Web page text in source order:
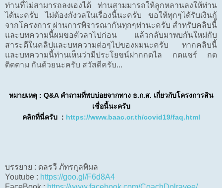
ท่านที่ไม่สามารถลงเองได้ ท่านสามมารถให้ลูกหลานลงให้ท่าน
ได้นะครับ ไม่ต้องกังวลในเรื่องนี้นะครับ ขอให้ทุกๆได้รับเงินกู้
จากโครงการ ผ่านการพิจารณากันทุกๆท่านะครับ สำหรับคลิบนี้
และบทความนี้ผมขอตัวลาไปก่อน แล้วกลับมาพบกันใหม่กับ
สาระดีในคลิปและบทความต่อๆไปของผมนะครับ หากคลิบนี้
และบทความนี้ท่านเห็นว่ามีประโยขน์ฝากกดไล กดแชร์ กด
ติดตาม กันด้วยนะครับ สวัสดีครับ...
หมายเหตุ : Q&A คำถามที่พบบ่อยจากทาง ธ.ก.ส. เกี่ยวกับโครงการสิน
เชื่อนี้นะครับ
คลิกที่นี่ครับ : https://www.baac.or.th/covid19/faq.html
บรรยาย : ดลรวี ภัทรกุลพิมล
Youtube : https://goo.gl/F6d8A4